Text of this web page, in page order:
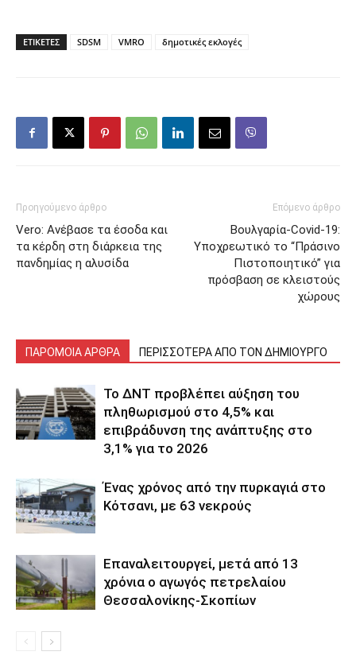
ΕΤΙΚΕΤΕΣ SDSM VMRO δημοτικές εκλογές
Προηγούμενο άρθρο
Vero: Ανέβασε τα έσοδα και
τα κέρδη στη διάρκεια της
πανδημίας η αλυσίδα
Επόμενο άρθρο
Βουλγαρία-Covid-19:
Υποχρεωτικό το “Πράσινο
Πιστοποιητικό” για
πρόσβαση σε κλειστούς
χώρους
ΠΑΡΟΜΟΙΑ ΑΡΘΡΑ ΠΕΡΙΣΣΟΤΕΡΑ ΑΠΟ ΤΟΝ ΔΗΜΙΟΥΡΓΟ
Το ΔΝΤ προβλέπει αύξηση του
πληθωρισμού στο 4,5% και
επιβράδυνση της ανάπτυξης στο
3,1% για το 2026
Ένας χρόνος από την πυρκαγιά στο
Κότσανι, με 63 νεκρούς
Επαναλειτουργεί, μετά από 13
χρόνια ο αγωγός πετρελαίου
Θεσσαλονίκης-Σκοπίων